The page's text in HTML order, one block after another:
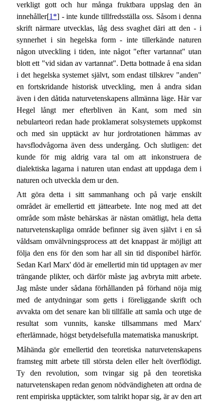
verkligt gott och hur många fruktbara uppslag den än
innehåller[1*] - inte kunde tillfredsställa oss. Såsom i denna
skrift närmare utvecklas, låg dess svaghet däri att den - i
synnerhet i sin hegelska form - inte tillerkände naturen
någon utveckling i tiden, inte något "efter vartannat" utan
blott ett "vid sidan av vartannat". Detta bottnade å ena sidan
i det hegelska systemet självt, som endast tillskrev "anden"
en fortskridande historisk utveckling, men å andra sidan
även i den dåtida naturvetenskapens allmänna läge. Här var
Hegel långt mer efterbliven än Kant, som med sin
nebularteori redan hade proklamerat solsystemets uppkomst
och med sin upptäckt av hur jordrotationen hämmas av
havsflodvågorna även dess undergång. Och slutligen: det
kunde för mig aldrig vara tal om att inkonstruera de
dialektiska lagarna i naturen utan endast att uppdaga dem i
naturen och utveckla dem ur den.
Att göra detta i sitt sammanhang och på varje enskilt
området är emellertid ett jättearbete. Inte nog med att det
område som måste behärskas är nästan omätligt, hela detta
naturvetenskapliga område befinner sig även självt i en så
våldsam omvälvningsprocess att det knappast är möjligt att
följa den ens för den som har all sin tid disponibel härför.
Sedan Karl Marx' död är emellertid min tid upptagen av mer
trängande plikter, och därför måste jag avbryta mitt arbete.
Jag måste under sådana förhållanden på förhand nöja mig
med de antydningar som getts i föreliggande skrift och
avvakta om det senare kan bli tillfälle att samla och utge de
resultat som vunnits, kanske tillsammans med Marx'
efterlämnade, högst betydelsefulla matematiska manuskript.
Måhända gör emellertid den teoretiska naturvetenskapens
framsteg mitt arbete till största delen eller helt överflödigt.
Ty den revolution, som tvingar sig på den teoretiska
naturvetenskapen redan genom nödvändigheten att ordna de
rent empiriska upptäckter, som talrikt hopar sig, är av den art